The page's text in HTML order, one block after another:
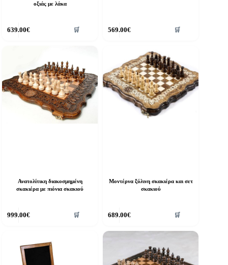
οξιάς με λάκα
639.00€ 🛒 569.00€ 🛒
Ανατολίτικη διακοσμημένη
σκακιέρα με πιόνια σκακιού
999.00€ 🛒
Μοντέρνα ξύλινη σκακιέρα και σετ
σκακιού
689.00€ 🛒